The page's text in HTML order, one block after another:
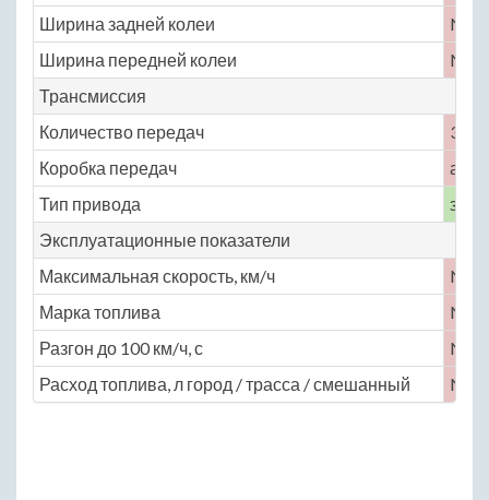
Ширина задней колеи
No
Ширина передней колеи
No
Трансмиссия
Количество передач
3
Коробка передач
Тип привода
Эксплуатационные показатели
Максимальная скорость, км/ч
No
Марка топлива
No
Разгон до 100 км/ч, с
No
Расход топлива, л город / трасса / смешанный
No